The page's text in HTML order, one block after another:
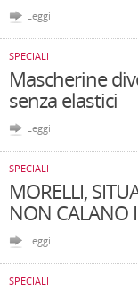
Leggi
SPECIALI
Mascherine
senza elastici
Leggi
SPECIALI
MORELLI,
NON CALANO
Leggi
SPECIALI